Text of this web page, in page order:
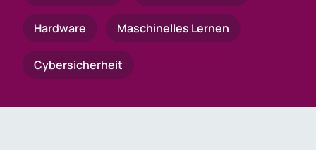
Hardware Maschinelles Lernen
Cybersicherheit